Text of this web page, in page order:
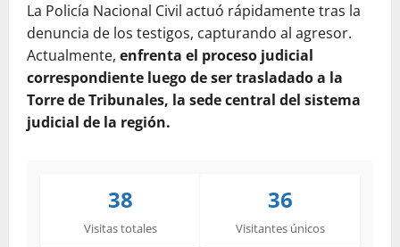
La Policía Nacional Civil actuó rápidamente tras la
denuncia de los testigos, capturando al agresor.
Actualmente, enfrenta el proceso judicial
correspondiente luego de ser trasladado a la
Torre de Tribunales, la sede central del sistema
judicial de la región.
38
Visitas totales
36
Visitantes únicos